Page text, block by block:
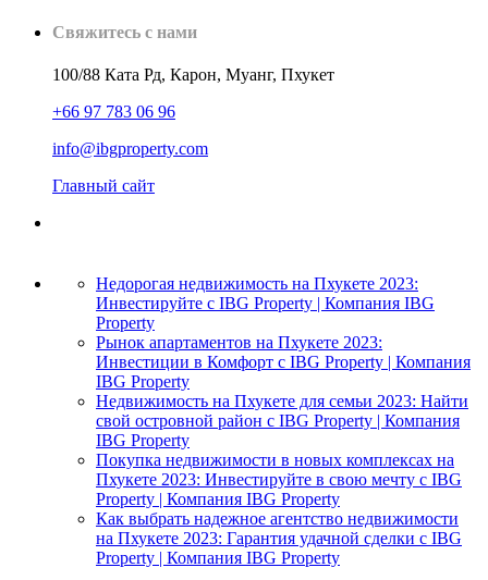
Свяжитесь с нами
100/88 Ката Рд, Карон, Муанг, Пхукет
+66 97 783 06 96
info@ibgproperty.com
Главный сайт
Недорогая недвижимость на Пхукете 2023:
Инвестируйте с IBG Property | Компания IBG
Property
Рынок апартаментов на Пхукете 2023:
Инвестиции в Комфорт с IBG Property | Компания
IBG Property
Недвижимость на Пхукете для семьи 2023: Найти
свой островной район с IBG Property | Компания
IBG Property
Покупка недвижимости в новых комплексах на
Пхукете 2023: Инвестируйте в свою мечту с IBG
Property | Компания IBG Property
Как выбрать надежное агентство недвижимости
на Пхукете 2023: Гарантия удачной сделки с IBG
Property | Компания IBG Property